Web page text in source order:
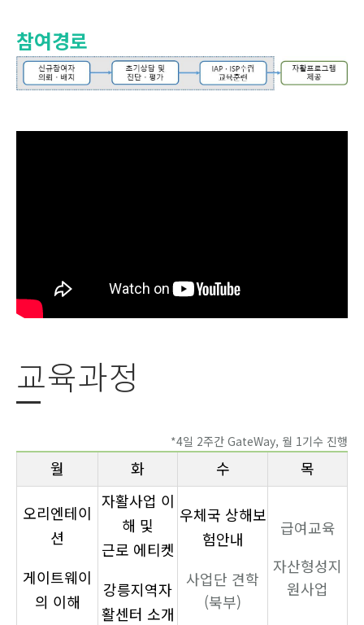
참여경로
교육과정
*4일 2주간 GateWay, 월 1기수 진행
월 화 수 목
오리엔테이
션
게이트웨이
의 이해
자활사업 이
해 및
근로 에티켓
강릉지역자
활센터 소개
우체국 상해보
험안내
사업단 견학
(북부)
급여교육
자산형성지
원사업